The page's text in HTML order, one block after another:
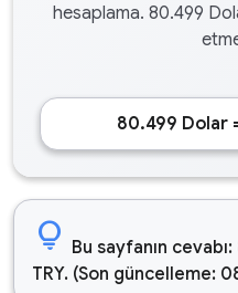
hesaplama. 80.499
80.499 Dolar
lightbulb Bu sayfanın
TRY. (Son güncelleme: